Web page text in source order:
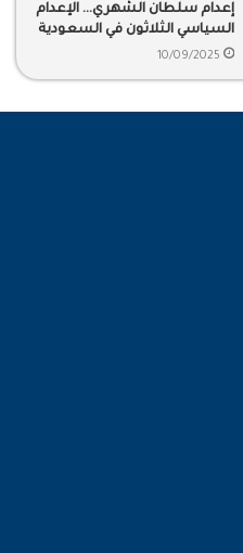
إعدام سلطان الشهري… الإعدام
السياسي الثلاثون في السعودية
منذ مطلع 2025
10/09/2025